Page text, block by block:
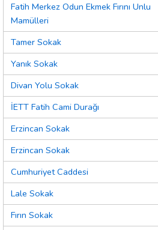
Fatih Merkez Odun Ekmek Fırını Unlu
Mamülleri
Tamer Sokak
Yanık Sokak
Divan Yolu Sokak
İETT Fatih Cami Durağı
Erzincan Sokak
Erzincan Sokak
Cumhuriyet Caddesi
Lale Sokak
Fırın Sokak